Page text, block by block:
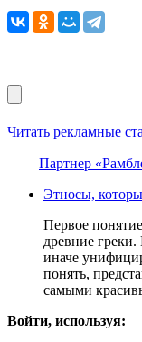
Читать рекламные
Партнер
Этносы,
Первое
древние греки.
иначе
понять,
самыми
Войти, используя: